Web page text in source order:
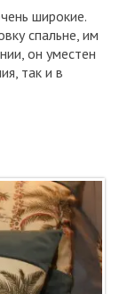
широкие.
спальне, им
он уместен
так и в